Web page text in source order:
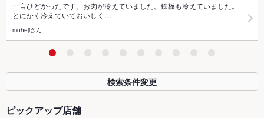
一言ひどかったです。お肉が冷えていました。鉄板も冷えていました。
とにかく冷えていておいしく…
mohejiさん
検索条件変更
ピックアップ店舗